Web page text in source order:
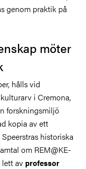
genom praktik på
möter
hålls vid
i Cremona,
forskningsmiljö
kopia av ett
historiska
om REM@KE-
lett av professor